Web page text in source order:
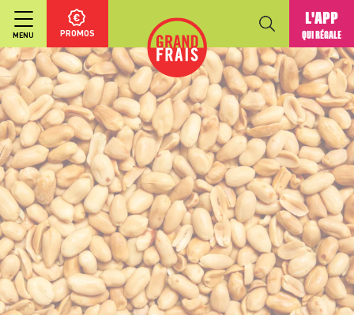
MENU PROMOS
L'APP
QUI RÉGALE